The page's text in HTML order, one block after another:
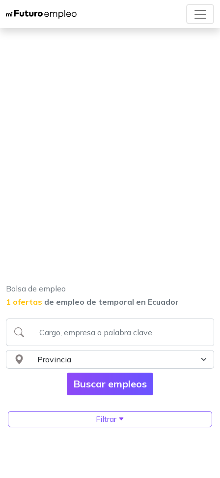
Bolsa de empleo
1 ofertas de empleo de temporal en Ecuador
Filtrar